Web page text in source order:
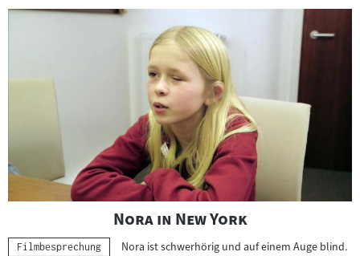
h
m
i
:
"
Nora in New York"
Kategorie:
Filmbesprechung
Nora ist schwerhörig und auf einem Auge blind.